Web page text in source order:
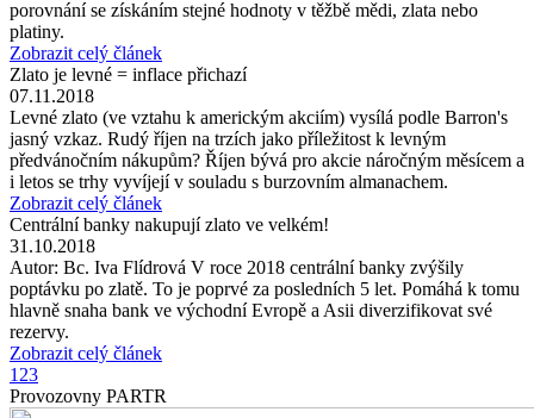
porovnání se získáním stejné hodnoty v těžbě mědi, zlata nebo
platiny.
Zobrazit celý článek
Zlato je levné = inflace přichazí
07.11.2018
Levné zlato (ve vztahu k americkým akciím) vysílá podle Barron's
jasný vzkaz. Rudý říjen na trzích jako příležitost k levným
předvánočním nákupům? Říjen bývá pro akcie náročným měsícem a
i letos se trhy vyvíjejí v souladu s burzovním almanachem.
Zobrazit celý článek
Centrální banky nakupují zlato ve velkém!
31.10.2018
Autor: Bc. Iva Flídrová V roce 2018 centrální banky zvýšily
poptávku po zlatě. To je poprvé za posledních 5 let. Pomáhá k tomu
hlavně snaha bank ve východní Evropě a Asii diverzifikovat své
rezervy.
Zobrazit celý článek
1 23
Provozovny PARTR